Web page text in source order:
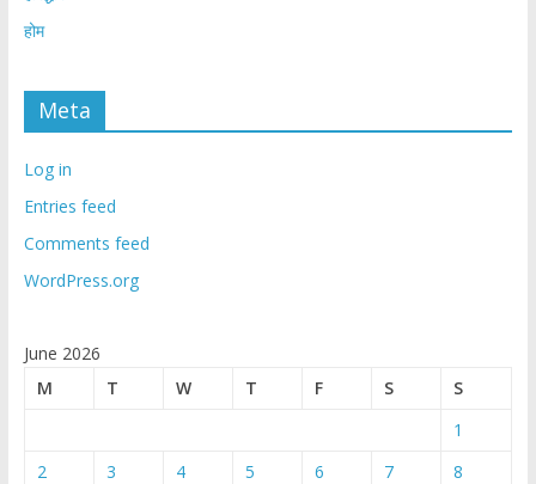
होम
Meta
Log in
Entries feed
Comments feed
WordPress.org
June 2026
M
T W T F S
S
1
2
3 4 5 6 7 8